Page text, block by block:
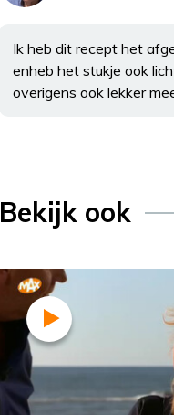
Ik heb dit recept het
enheb het stukje ook
overigens ook lekker
Bekijk ook